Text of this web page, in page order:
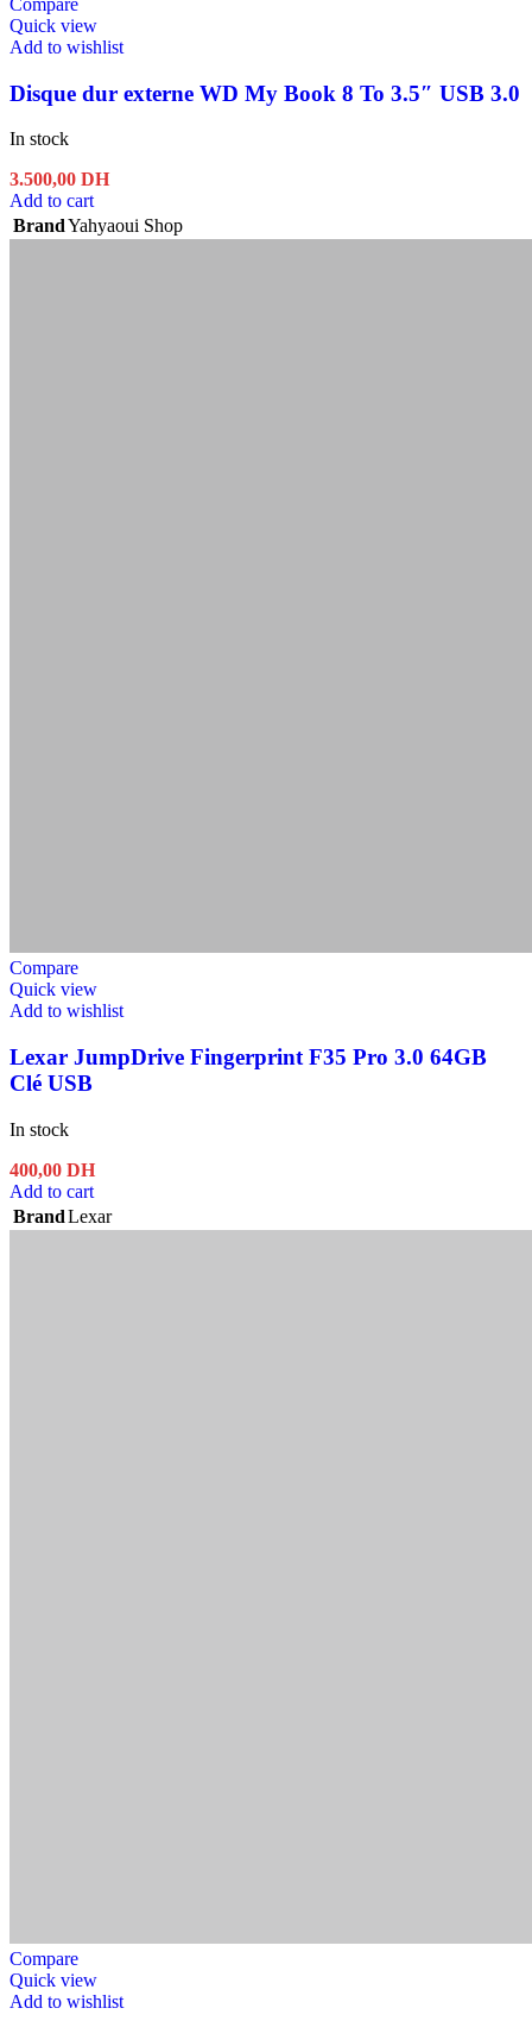
Compare
Quick view
Add to wishlist
Disque dur externe WD My Book 8 To 3.5″ USB 3.0
In stock
3.500,00 DH
Add to cart
BrandYahyaoui Shop
Compare
Quick view
Add to wishlist
Lexar JumpDrive Fingerprint F35 Pro 3.0 64GB
Clé USB
In stock
400,00 DH
Add to cart
BrandLexar
Compare
Quick view
Add to wishlist